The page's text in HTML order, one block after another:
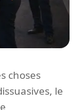
choses
le